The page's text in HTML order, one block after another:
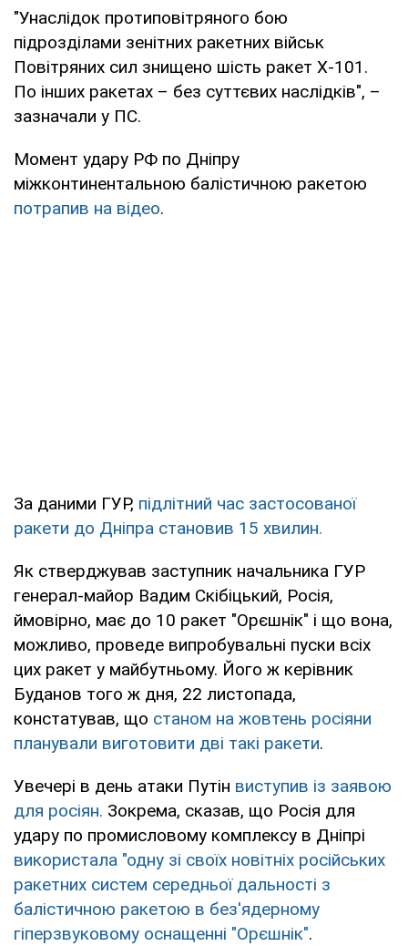
"Унаслідок протиповітряного бою
підрозділами зенітних ракетних військ
Повітряних сил знищено шість ракет Х-101.
По інших ракетах – без суттєвих наслідків", –
зазначали у ПС.
Момент удару РФ по Дніпру
міжконтинентальною балістичною ракетою
потрапив на відео.
За даними ГУР, підлітний час застосованої
ракети до Дніпра становив 15 хвилин.
Як стверджував заступник начальника ГУР
генерал-майор Вадим Скібіцький, Росія,
ймовірно, має до 10 ракет "Орєшнік" і що вона,
можливо, проведе випробувальні пуски всіх
цих ракет у майбутньому. Його ж керівник
Буданов того ж дня, 22 листопада,
констатував, що станом на жовтень росіяни
планували виготовити дві такі ракети.
Увечері в день атаки Путін виступив із заявою
для росіян. Зокрема, сказав, що Росія для
удару по промисловому комплексу в Дніпрі
використала "одну зі своїх новітніх російських
ракетних систем середньої дальності з
балістичною ракетою в без'ядерному
гіперзвуковому оснащенні "Орєшнік".